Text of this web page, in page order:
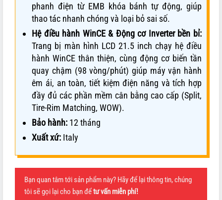
phanh điện từ EMB khóa bánh tự động, giúp
thao tác nhanh chóng và loại bỏ sai số.
Hệ điều hành WinCE & Động cơ Inverter bền bỉ:
Trang bị màn hình LCD 21.5 inch chạy hệ điều
hành WinCE thân thiện, cùng động cơ biến tần
quay chậm (98 vòng/phút) giúp máy vận hành
êm ái, an toàn, tiết kiệm điện năng và tích hợp
đầy đủ các phần mềm cân bằng cao cấp (Split,
Tire-Rim Matching, WOW).
Bảo hành: 12 tháng
Xuất xứ: Italy
Bạn quan tâm tới sản phẩm này? Hãy để lại thông tin, chúng
tôi sẽ gọi lại cho bạn đểtư vấn miễn phí!